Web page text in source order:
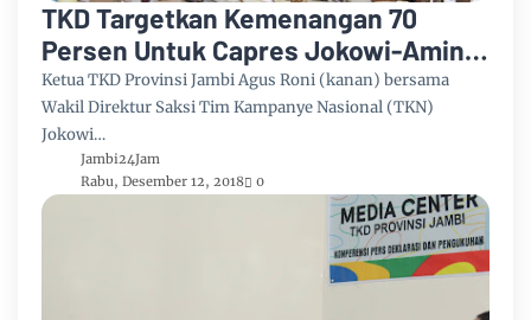
TKD Targetkan Kemenangan 70
Persen Untuk Capres Jokowi-Amin
di Provinsi Jambi
Ketua TKD Provinsi Jambi Agus Roni (kanan) bersama
Wakil Direktur Saksi Tim Kampanye Nasional (TKN)
Jokowi…
Jambi24Jam
Rabu, Desember 12, 2018
0